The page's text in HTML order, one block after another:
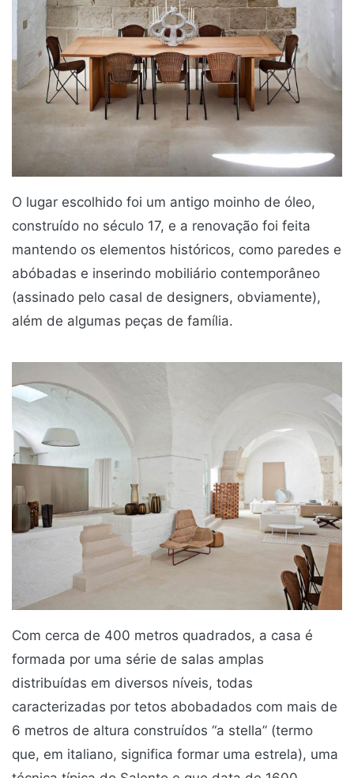
O lugar escolhido foi um antigo moinho de óleo,
construído no século 17, e a renovação foi feita
mantendo os elementos históricos, como paredes e
abóbadas e inserindo mobiliário contemporâneo
(assinado pelo casal de designers, obviamente),
além de algumas peças de família.
Com cerca de 400 metros quadrados, a casa é
formada por uma série de salas amplas
distribuídas em diversos níveis, todas
caracterizadas por tetos abobadados com mais de
6 metros de altura construídos “a stella” (termo
que, em italiano, significa formar uma estrela), uma